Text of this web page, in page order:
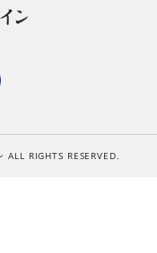
RIGHTS RESERVED.